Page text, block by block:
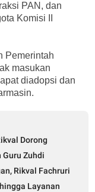
PAN, dan
Komisi II
Pemerintah
masukan
diadopsi dan
Dorong
Zuhdi
Rikval Fachruri
Layanan